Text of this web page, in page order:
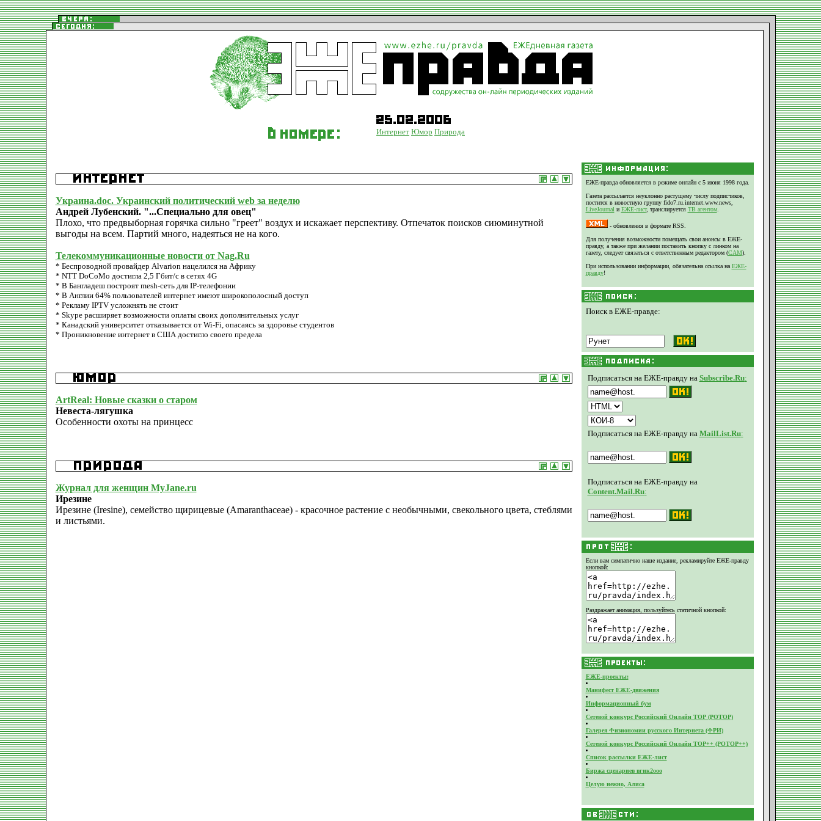
Интернет Юмор Природа
Украина.doc. Украинский политический web за неделю
Андрей Лубенский. "...Специально для овец"
Плохо, что предвыборная горячка сильно "греет" воздух и искажает перспективу. Отпечаток поисков сиюминутной
выгоды на всем. Партий много, надеяться не на кого.
Телекоммуникационные новости от Nag.Ru
* Беспроводной провайдер Alvarion нацелился на Африку
* NTT DoCoMo достигла 2,5 Гбит/с в сетях 4G
* В Бангладеш построят mesh-сеть для IP-телефонии
* В Англии 64% пользователей интернет имеют широкополосный доступ
* Рекламу IPTV усложнять не стоит
* Skype расширяет возможности оплаты своих дополнительных услуг
* Канадский университет отказывается от Wi-Fi, опасаясь за здоровье студентов
* Проникновение интернет в США достигло своего предела
ArtReal: Новые сказки о старом
Невеста-лягушка
Особенности охоты на принцесс
Журнал для женщин MyJane.ru
Ирезине
Ирезине (Iresine), семейство щирицевые (Amaranthaceae) - красочное растение с необычными, свекольного цвета, стеблями
и листьями.
ЕЖЕ-правда обновляется в режиме онлайн с 5 июня 1998 года.
Газета рассылается неуклонно растущему числу подписчиков,
постится в новостную группу fido7.ru.internet.www.news,
LiveJournal и ЕЖЕ-лист, транслируется ТВ агентом.
- обновления в формате RSS.
Для получения возможности помещать свои анонсы в ЕЖЕ-
правду, а также при желании поставить кнопку с линком на
газету, следует связаться с ответственным редактором (CAM).
При использовании информации, обязательна ссылка на ЕЖЕ-
правду!
Поиск в ЕЖЕ-правде:
Подписаться на ЕЖЕ-правду на Subscribe.Ru:
Подписаться на ЕЖЕ-правду на MailList.Ru:
Подписаться на ЕЖЕ-правду на
Content.Mail.Ru:
Если вам симпатично наше издание, рекламируйте ЕЖЕ-правду
кнопкой:
Раздражает анимация, пользуйтесь статичной кнопкой:
ЕЖЕ-проекты:
Манифест ЕЖЕ-движения
Информационный бум
Сетевой конкурс Российский Онлайн ТОР (РОТОР)
Галерея Физиономии русского Интернета (ФРИ)
Сетевой конкурс Российский Онлайн ТОР++ (РОТОР++)
Список рассылки ЕЖЕ-лист
Биржа сценариев вгик2ооо
Целую нежно, Алиса